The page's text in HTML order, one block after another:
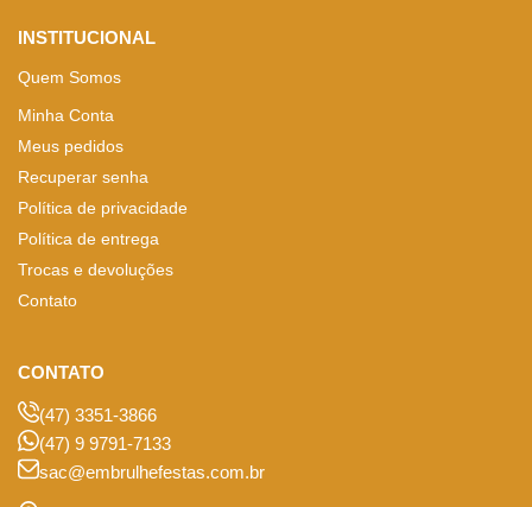
INSTITUCIONAL
Quem Somos
Minha Conta
Meus pedidos
Recuperar senha
Política de privacidade
Política de entrega
Trocas e devoluções
Contato
CONTATO
(47) 3351-3866
(47) 9 9791-7133
sac@embrulhefestas.com.br